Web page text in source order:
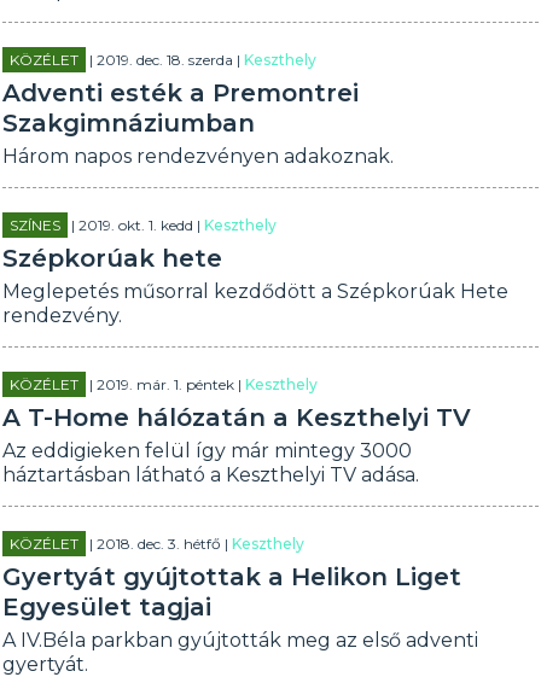
KÖZÉLET | 2019. dec. 18. szerda |Keszthely
Adventi esték a Premontrei
Szakgimnáziumban
Három napos rendezvényen adakoznak.
SZÍNES | 2019. okt. 1. kedd |Keszthely
Szépkorúak hete
Meglepetés műsorral kezdődött a Szépkorúak Hete
rendezvény.
KÖZÉLET | 2019. már. 1. péntek |Keszthely
A T-Home hálózatán a Keszthelyi TV
Az eddigieken felül így már mintegy 3000
háztartásban látható a Keszthelyi TV adása.
KÖZÉLET | 2018. dec. 3. hétfő |Keszthely
Gyertyát gyújtottak a Helikon Liget
Egyesület tagjai
A IV.Béla parkban gyújtották meg az első adventi
gyertyát.